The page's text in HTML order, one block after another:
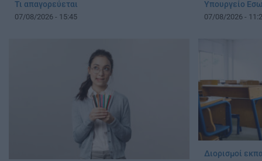
Τι απαγορεύεται
07/08/2026 - 15:45
Υπουργείο
07/08/2026 -
Διορισμοί